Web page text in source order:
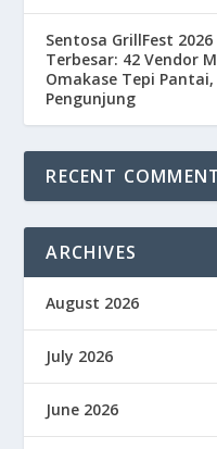
Sentosa GrillFest
Terbesar: 42 Vendor
Omakase Tepi
Pengunjung
RECENT
ARCHIVES
August 2026
July 2026
June 2026